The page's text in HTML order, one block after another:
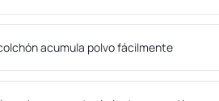
acumula polvo fácilmente